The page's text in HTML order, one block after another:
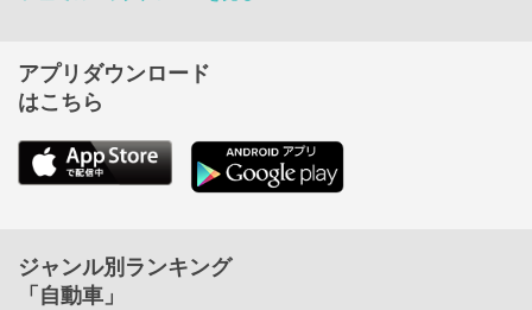
アプリダウンロード
はこちら
ジャンル別ランキング
「自動車」